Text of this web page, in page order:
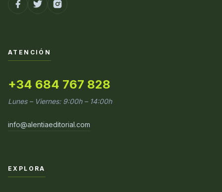
ATENCIÓN
+34 684 767 828
Lunes – Viernes: 9:00h – 14:00h
info@alentiaeditorial.com
EXPLORA